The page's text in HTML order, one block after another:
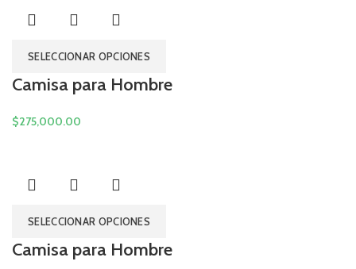
SELECCIONAR OPCIONES
Camisa para Hombre
$
SELECCIONAR OPCIONES
Camisa para Hombre